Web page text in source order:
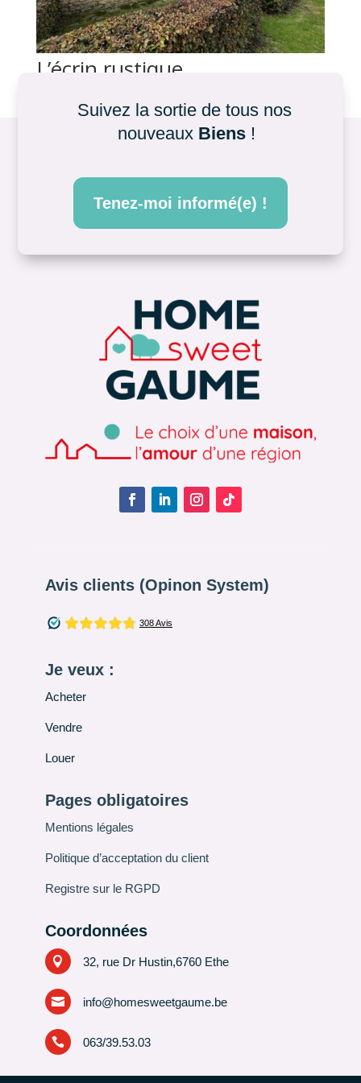
L’écrin rustique
Suivez la sortie de tous nos
nouveaux Biens !
Tenez-moi informé(e) !
Avis clients (Opinon System)
Je veux :
Acheter
Vendre
Louer
Pages obligatoires
Mentions légales
Politique d’acceptation du client
Registre sur le RGPD
Coordonnées
 32, rue Dr Hustin,6760 Ethe
 info@homesweetgaume.be
 063/39.53.03